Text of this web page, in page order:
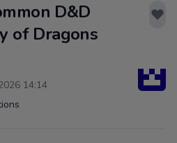
D&D
of Dragons
14:14